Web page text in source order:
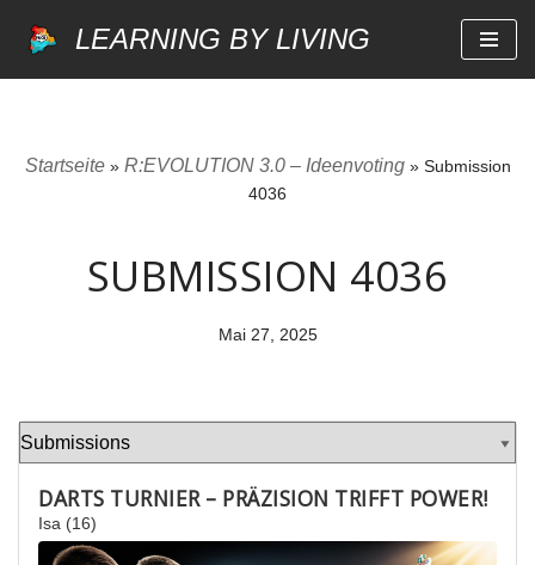
LEARNING BY LIVING
Startseite» R:EVOLUTION 3.0 – Ideenvoting» Submission
4036
SUBMISSION 4036
Mai 27, 2025
DARTS TURNIER – PRÄZISION TRIFFT POWER!
Isa (16)